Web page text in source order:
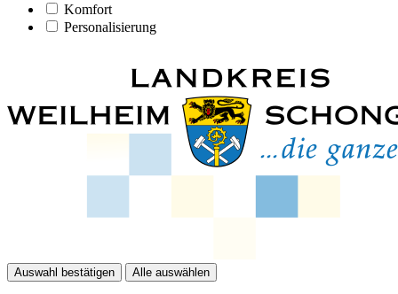
Komfort
Personalisierung
Auswahl bestätigen Alle auswählen